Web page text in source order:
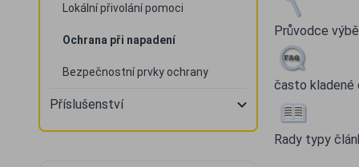
Lokální přivolání pomoci
Ochrana při napadení
Bezpečnostní prvky ochrany
Příslušenství
Průvodce
často kladené
Rady typy